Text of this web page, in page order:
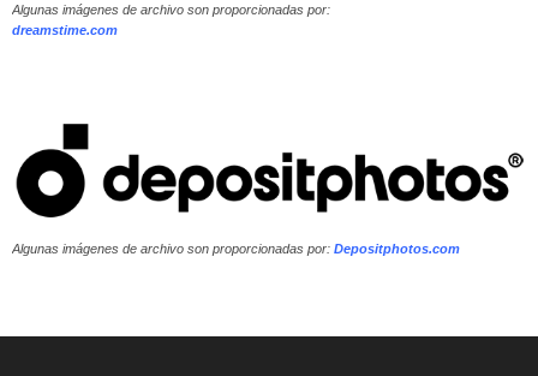
Algunas imágenes de archivo son proporcionadas por:
dreamstime.com
Algunas imágenes de archivo son proporcionadas por: Depositphotos.com